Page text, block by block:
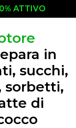
ATTIVO
in
succhi,
sorbetti,
di